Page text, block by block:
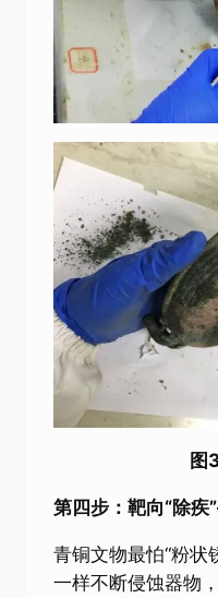
图
第四步：靶向“除
青铜文物最怕“粉状
一样不断侵蚀器物